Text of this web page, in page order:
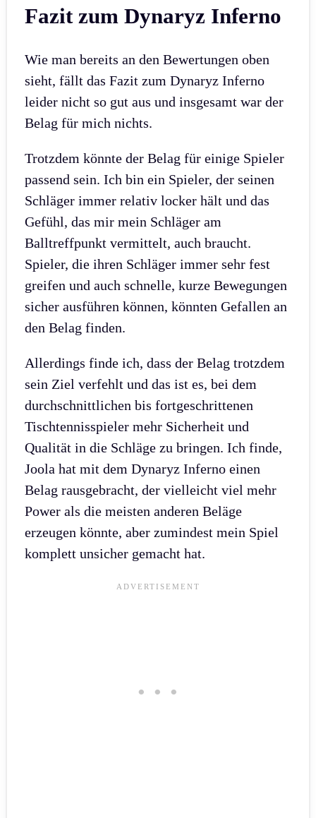
Fazit zum Dynaryz Inferno
Wie man bereits an den Bewertungen oben
sieht, fällt das Fazit zum Dynaryz Inferno
leider nicht so gut aus und insgesamt war der
Belag für mich nichts.
Trotzdem könnte der Belag für einige Spieler
passend sein. Ich bin ein Spieler, der seinen
Schläger immer relativ locker hält und das
Gefühl, das mir mein Schläger am
Balltreffpunkt vermittelt, auch braucht.
Spieler, die ihren Schläger immer sehr fest
greifen und auch schnelle, kurze Bewegungen
sicher ausführen können, könnten Gefallen an
den Belag finden.
Allerdings finde ich, dass der Belag trotzdem
sein Ziel verfehlt und das ist es, bei dem
durchschnittlichen bis fortgeschrittenen
Tischtennisspieler mehr Sicherheit und
Qualität in die Schläge zu bringen. Ich finde,
Joola hat mit dem Dynaryz Inferno einen
Belag rausgebracht, der vielleicht viel mehr
Power als die meisten anderen Beläge
erzeugen könnte, aber zumindest mein Spiel
komplett unsicher gemacht hat.